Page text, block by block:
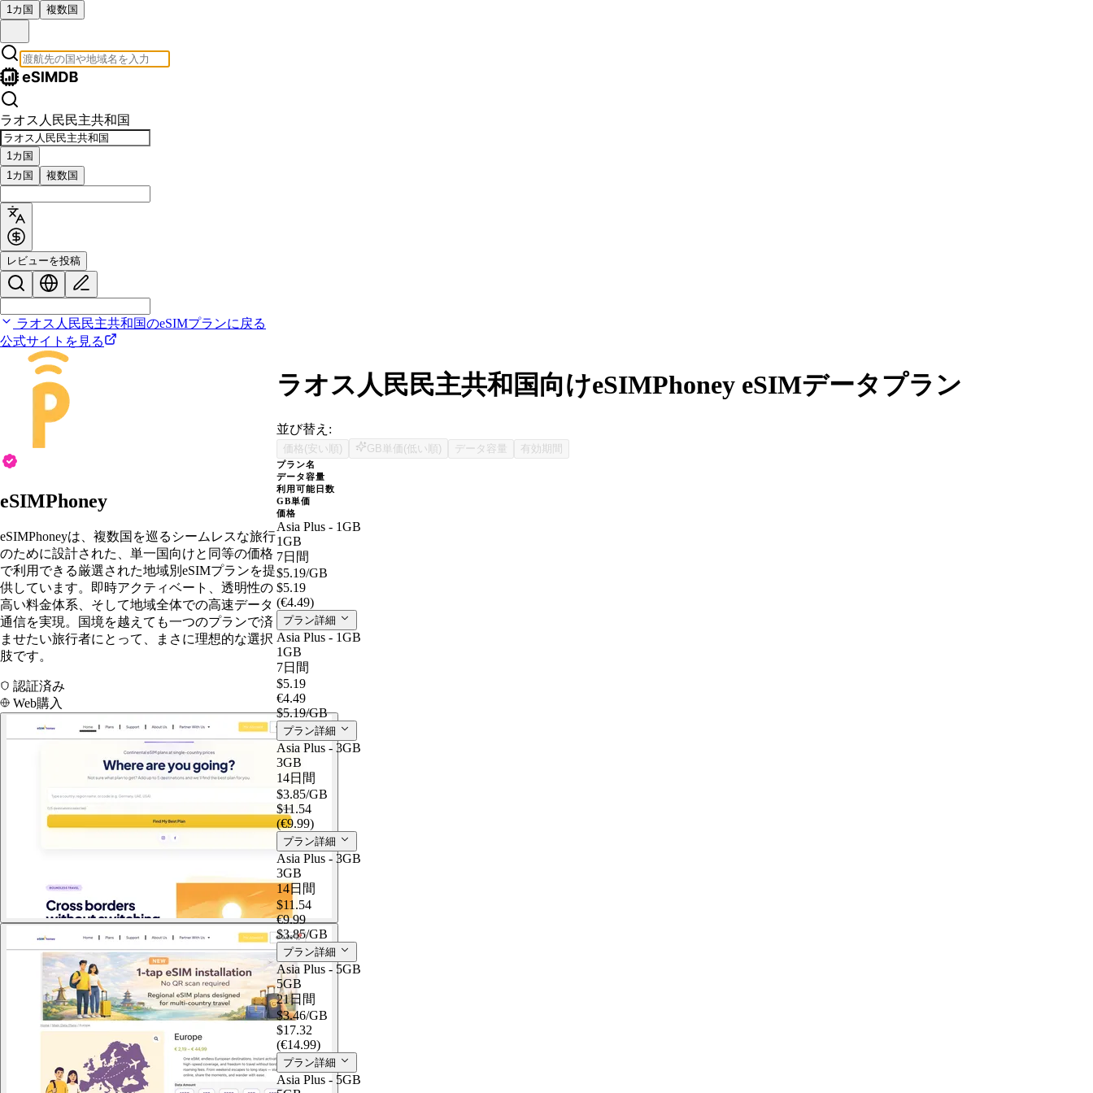
1カ国 複数国
ラオス人民民主共和国
1カ国
1カ国
複数国
レビューを投稿
ラオス人民民主共和国のeSIMプランに戻る
公式サイトを見る
eSIMPhoney
eSIMPhoneyは、複数国を巡るシームレスな旅行
のために設計された、単一国向けと同等の価格
で利用できる厳選された地域別eSIMプランを提
供しています。即時アクティベート、透明性の
高い料金体系、そして地域全体での高速データ
通信を実現。国境を越えても一つのプランで済
ませたい旅行者にとって、まさに理想的な選択
肢です。
認証済み
Web購入
ラオス人民民主共和国向けeSIMPhoney eSIMデータプラン
並び替え:
価格(安い順) GB単価(低い順) データ容量 有効期間
プラン名
データ容量
利用可能日数
GB単価
価格
Asia Plus - 1GB
1GB
7日間
$5.19/GB
$5.19
(€4.49)
プラン詳細
Asia Plus - 1GB
1GB
7日間
$5.19
€4.49
$5.19/GB
プラン詳細
Asia Plus - 3GB
3GB
14日間
$3.85/GB
$11.54
(€9.99)
プラン詳細
Asia Plus - 3GB
3GB
14日間
$11.54
€9.99
$3.85/GB
プラン詳細
Asia Plus - 5GB
5GB
21日間
$3.46/GB
$17.32
(€14.99)
プラン詳細
Asia Plus - 5GB